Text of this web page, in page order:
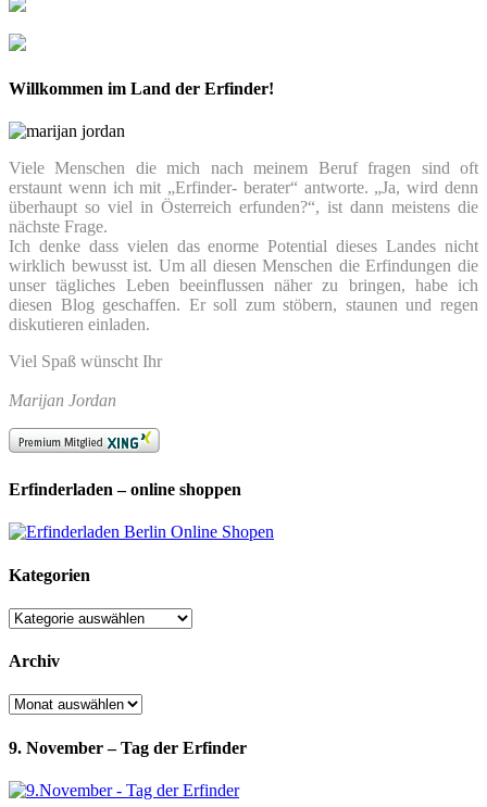
Willkommen im Land der Erfinder!
Viele Menschen die mich nach meinem Beruf fragen sind oft
erstaunt wenn ich mit „Erfinder- berater“ antworte. „Ja, wird denn
überhaupt so viel in Österreich erfunden?“, ist dann meistens die
nächste Frage.
Ich denke dass vielen das enorme Potential dieses Landes nicht
wirklich bewusst ist. Um all diesen Menschen die Erfindungen die
unser tägliches Leben beeinflussen näher zu bringen, habe ich
diesen Blog geschaffen. Er soll zum stöbern, staunen und regen
diskutieren einladen.
Viel Spaß wünscht Ihr
Marijan Jordan
Erfinderladen – online shoppen
Kategorien
Kategorien
Archiv
Archiv
9. November – Tag der Erfinder